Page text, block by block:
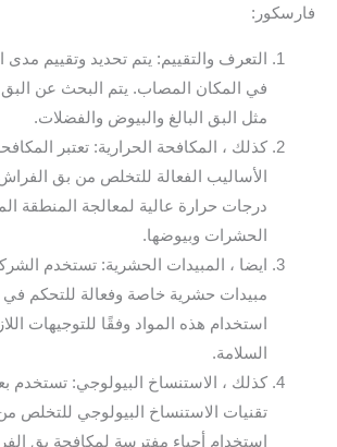
فارسكور:
التعرف والتقييم: يتم تحديد وتقييم
في المكان المصاب. يتم البحث عن البق
مثل البق البالغ والبيوض والفضلات.
كذلك ، المكافحة الحرارية: تعتبر
الأساليب الفعالة للتخلص من بق
درجات حرارة عالية لمعالجة المنطقة
الحشرات وبيوضها.
ايضا ، المبيدات الحشرية: تستخدم
مبيدات حشرية خاصة وفعالة للتحكم
استخدام هذه المواد وفقًا للتوجيهات
السلامة.
كذلك ، الاستنساخ البيولوجي: تستخدم
تقنيات الاستنساخ البيولوجي للتخلص
استخدام أحياء مفترسة لمكافحة بق